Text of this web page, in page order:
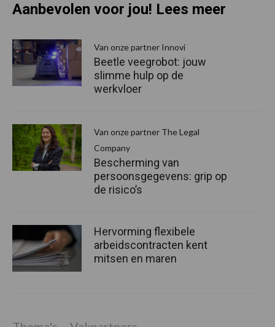
Aanbevolen voor jou! Lees meer
Van onze partner Innovi
Beetle veegrobot: jouw
slimme hulp op de
werkvloer
Van onze partner The Legal
Company
Bescherming van
persoonsgegevens: grip op
de risico’s
Hervorming flexibele
arbeidscontracten kent
mitsen en maren